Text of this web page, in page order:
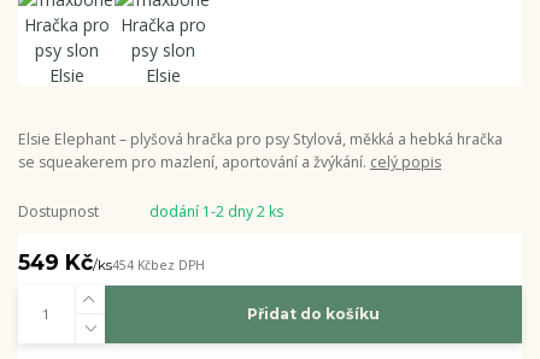
Elsie Elephant – plyšová hračka pro psy Stylová, měkká a hebká hračka
se squeakerem pro mazlení, aportování a žvýkání. celý popis
Dostupnost dodání 1-2 dny 2 ks
549 Kč/ks454 Kčbez DPH
Přidat do košíku